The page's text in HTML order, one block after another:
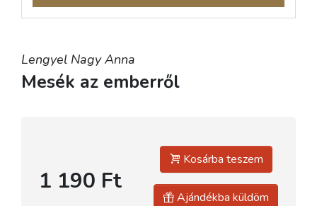
Lengyel Nagy Anna
Mesék az emberről
1 190 Ft
Kosárba teszem
Ajándékba küldöm